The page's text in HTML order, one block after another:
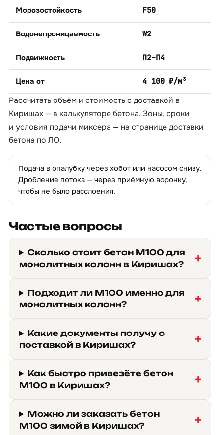
Морозостойкость F50
Водонепроницаемость W2
Подвижность П2–П4
Цена от 4 100 ₽/м³
Рассчитать объём и стоимость с доставкой в
Киришах — в калькуляторе бетона. Зоны, сроки
и условия подачи миксера — на страницедоставки
бетона по ЛО.
Подача в опалубку через хобот или насосом снизу.
Дробление потока — через приёмную воронку,
чтобы не было расслоения.
Частые вопросы
Сколько стоит бетон М100 для
монолитных колонн в Киришах?
Подходит ли М100 именно для
монолитных колонн?
Какие документы получу с
поставкой в Киришах?
Как быстро привезёте бетон
М100 в Киришах?
Можно ли заказать бетон
М100 зимой в Киришах?